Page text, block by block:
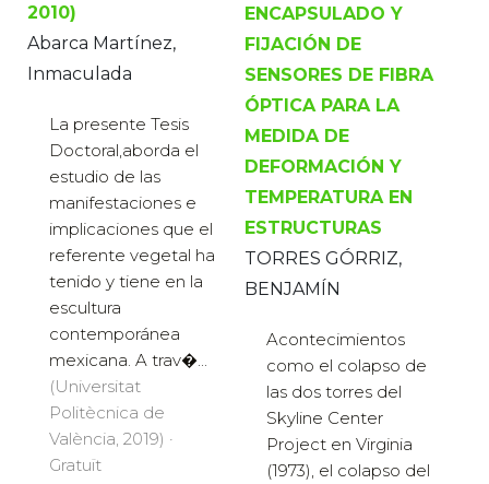
2010)
Abarca Martínez,
Inmaculada
La presente Tesis
Doctoral,aborda el
estudio de las
manifestaciones e
implicaciones que el
referente vegetal ha
tenido y tiene en la
escultura
contemporánea
mexicana. A trav�...
(Universitat
Politècnica de
València, 2019) ·
Gratuït
ENCAPSULADO Y
FIJACIÓN DE
SENSORES DE FIBRA
ÓPTICA PARA LA
MEDIDA DE
DEFORMACIÓN Y
TEMPERATURA EN
ESTRUCTURAS
TORRES GÓRRIZ,
BENJAMÍN
Acontecimientos
como el colapso de
las dos torres del
Skyline Center
Project en Virginia
(1973), el colapso del